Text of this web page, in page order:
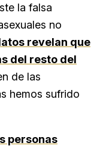
la falsa
no
revelan que
del resto del
de las
hemos sufrido
personas